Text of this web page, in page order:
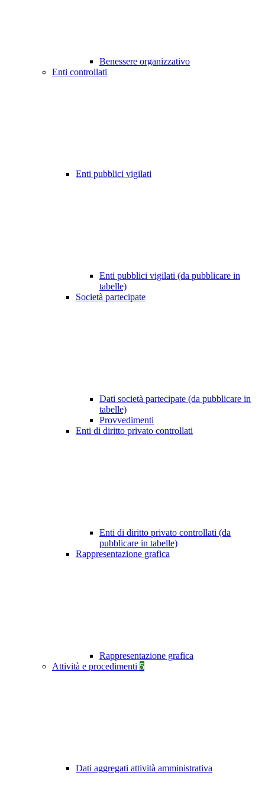
Benessere organizzativo
Enti controllati
Enti pubblici vigilati
Enti pubblici vigilati (da pubblicare in
tabelle)
Società partecipate
Dati società partecipate (da pubblicare in
tabelle)
Provvedimenti
Enti di diritto privato controllati
Enti di diritto privato controllati (da
pubblicare in tabelle)
Rappresentazione grafica
Rappresentazione grafica
Attività e procedimenti 5
Dati aggregati attività amministrativa